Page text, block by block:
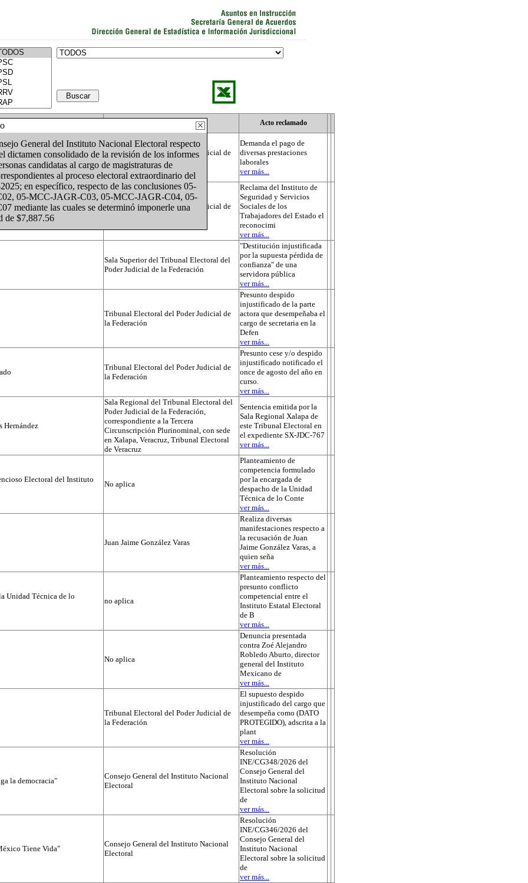
General del Instituto Nacional Electoral respecto
dictamen consolidado de la revisión de los informes
candidatas al cargo de magistraturas de
al proceso electoral extraordinario del
en específico, respecto de las conclusiones 05-
05-MCC-JAGR-C03, 05-MCC-JAGR-C04, 05-
mediante las cuales se determinó imponerle una
de $7,887.56
Acto reclamado
Tribunal Electoral del Poder Judicial de
la Federación
Demanda el pago de
diversas prestaciones
laborales
ver más...
Tribunal Electoral del Poder Judicial de
Reclama del Instituto de
Seguridad y Servicios
Sociales de los
Trabajadores del Estado el
reconocimi
ver más...
Sala Superior del Tribunal Electoral del
Poder Judicial de la Federación
"Destitución injustificada
por la supuesta pérdida de
confianza" de una
servidora pública
ver más...
Tribunal Electoral del Poder Judicial de
la Federación
Presunto despido
injustificado de la parte
actora que desempeñaba el
cargo de secretaria en la
Defen
ver más...
Tribunal Electoral del Poder Judicial de
la Federación
Presunto cese y/o despido
injustificado notificado el
once de agosto del año en
curso.
ver más...
Hernández
Sala Regional del Tribunal Electoral del
Poder Judicial de la Federación,
correspondiente a la Tercera
Circunscripción Plurinominal, con sede
en Xalapa, Veracruz, Tribunal Electoral
de Veracruz
Sentencia emitida por la
Sala Regional Xalapa de
este Tribunal Electoral en
el expediente SX-JDC-767
ver más...
Electoral del Instituto
No aplica
Planteamiento de
competencia formulado
por la encargada de
despacho de la Unidad
Técnica de lo Conte
ver más...
Juan Jaime González Varas
Realiza diversas
manifestaciones respecto a
la recusación de Juan
Jaime González Varas, a
quien seña
ver más...
Unidad Técnica de lo
no aplica
Planteamiento respecto del
presunto conflicto
competencial entre el
Instituto Estatal Electoral
de B
ver más...
No aplica
Denuncia presentada
contra Zoé Alejandro
Robledo Aburto, director
general del Instituto
Mexicano de
ver más...
Tribunal Electoral del Poder Judicial de
la Federación
El supuesto despido
injustificado del cargo que
desempeña como (DATO
PROTEGIDO), adscrita a la
plant
ver más...
la democracia"
Consejo General del Instituto Nacional
Electoral
Resolución
INE/CG348/2026 del
Consejo General del
Instituto Nacional
Electoral sobre la solicitud
de
ver más...
Tiene Vida"
Consejo General del Instituto Nacional
Electoral
Resolución
INE/CG346/2026 del
Consejo General del
Instituto Nacional
Electoral sobre la solicitud
de
ver más...